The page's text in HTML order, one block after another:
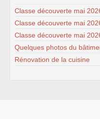
Classe découverte mai
Classe découverte mai
Classe découverte mai
Quelques photos du
Rénovation de la cuisine